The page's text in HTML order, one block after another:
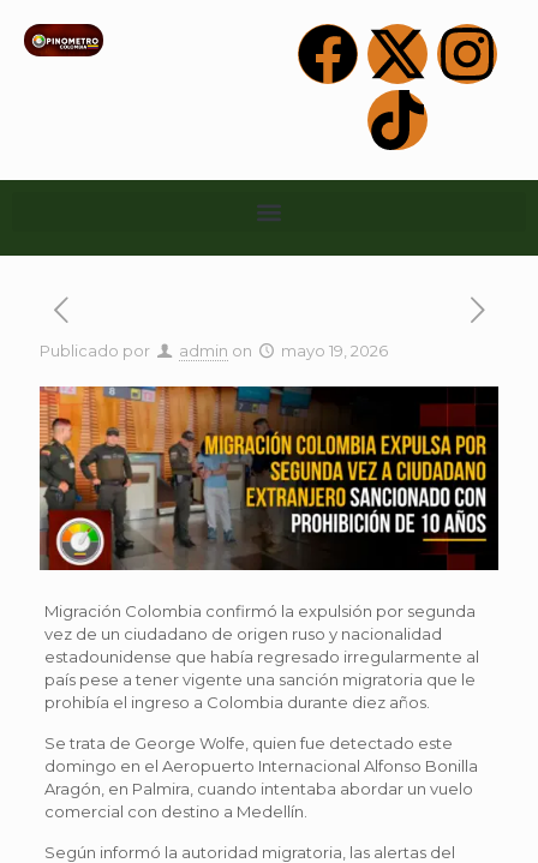
Publicado por admin on mayo 19, 2026
Migración Colombia confirmó la expulsión por segunda
vez de un ciudadano de origen ruso y nacionalidad
estadounidense que había regresado irregularmente al
país pese a tener vigente una sanción migratoria que le
prohibía el ingreso a Colombia durante diez años.
Se trata de George Wolfe, quien fue detectado este
domingo en el Aeropuerto Internacional Alfonso Bonilla
Aragón, en Palmira, cuando intentaba abordar un vuelo
comercial con destino a Medellín.
Según informó la autoridad migratoria, las alertas del